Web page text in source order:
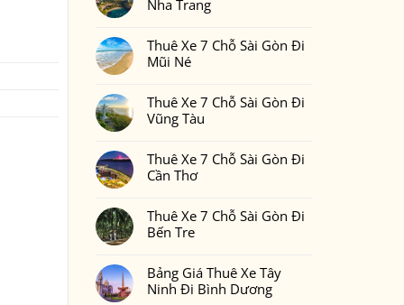
Tiền
Sài
Bình
Phước
ở
7
Chỗ
Sài
Đà
Lạt
Nha Trang
bình
luận
ở
7
Chỗ
Sài
Nha
Trang
Thuê Xe 7 Chỗ Sài Gòn Đi
Mũi Né
bình
luận
ở
7
Chỗ
Sài
Mũi
Né
Thuê Xe 7 Chỗ Sài Gòn Đi
Vũng Tàu
bình
luận
ở
7
Chỗ
Sài
Vũng
Tàu
Thuê Xe 7 Chỗ Sài Gòn Đi
Cần Thơ
bình
luận
ở
7
Chỗ
Sài
Thuê Xe 7 Chỗ Sài Gòn Đi
Bến Tre
bình
luận
ở
Bảng Giá Thuê Xe Tây
Ninh Đi Bình Dương